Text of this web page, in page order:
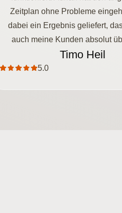
Zeitplan ohne Probleme
dabei ein Ergebnis geliefert,
auch meine Kunden absolut
Timo Heil
5.0